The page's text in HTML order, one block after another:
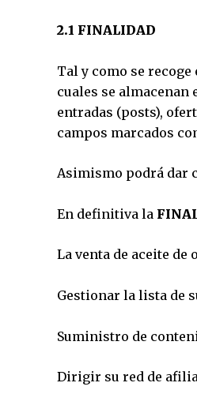
2.1 FINALIDAD
Tal y como se
cuales se
entradas (posts),
campos marcados
Asimismo podrá dar
En definitiva la
La venta de aceite
Gestionar la lista de
Suministro de
Dirigir su red de